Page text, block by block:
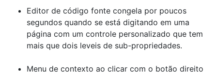
Editor de código fonte congela por poucos
segundos quando se está digitando em uma
página com um controle personalizado que tem
mais que dois leveis de sub-propriedades.
Menu de contexto ao clicar com o botão direito